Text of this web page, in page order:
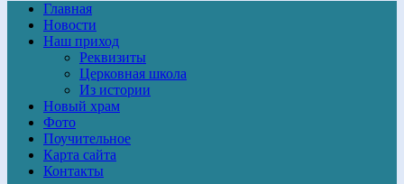
Главная
Новости
Наш приход
Реквизиты
Церковная школа
Из истории
Новый храм
Фото
Поучительное
Карта сайта
Контакты